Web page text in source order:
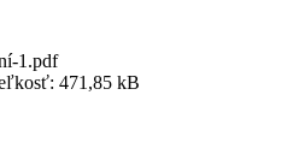
1.pdf
471,85 kB